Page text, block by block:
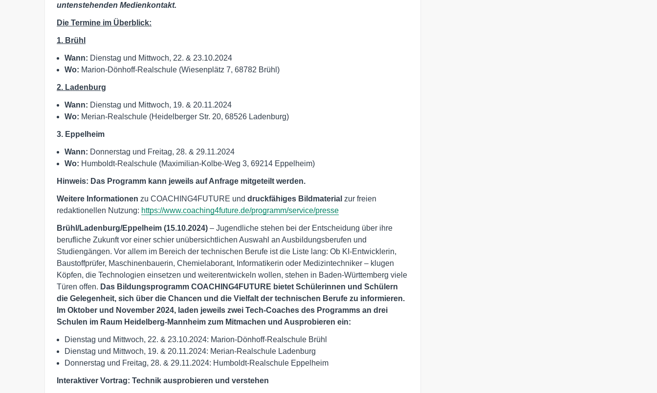
untenstehenden Medienkontakt.
Die Termine im Überblick:
1. Brühl
Wann: Dienstag und Mittwoch, 22. & 23.10.2024
Wo: Marion-Dönhoff-Realschule (Wiesenplätz 7, 68782 Brühl)
2. Ladenburg
Wann: Dienstag und Mittwoch, 19. & 20.11.2024
Wo: Merian-Realschule (Heidelberger Str. 20, 68526 Ladenburg)
3. Eppelheim
Wann: Donnerstag und Freitag, 28. & 29.11.2024
Wo: Humboldt-Realschule (Maximilian-Kolbe-Weg 3, 69214 Eppelheim)
Hinweis: Das Programm kann jeweils auf Anfrage mitgeteilt werden.
Weitere Informationen zu COACHING4FUTURE und druckfähiges Bildmaterial zur freien
redaktionellen Nutzung: https://www.coaching4future.de/programm/service/presse
Brühl/Ladenburg/Eppelheim (15.10.2024) – Jugendliche stehen bei der Entscheidung über ihre
berufliche Zukunft vor einer schier unübersichtlichen Auswahl an Ausbildungsberufen und
Studiengängen. Vor allem im Bereich der technischen Berufe ist die Liste lang: Ob KI-Entwicklerin,
Baustoffprüfer, Maschinenbauerin, Chemielaborant, Informatikerin oder Medizintechniker – klugen
Köpfen, die Technologien einsetzen und weiterentwickeln wollen, stehen in Baden-Württemberg viele
Türen offen. Das Bildungsprogramm COACHING4FUTURE bietet Schülerinnen und Schülern
die Gelegenheit, sich über die Chancen und die Vielfalt der technischen Berufe zu informieren.
Im Oktober und November 2024, laden jeweils zwei Tech-Coaches des Programms an drei
Schulen im Raum Heidelberg-Mannheim zum Mitmachen und Ausprobieren ein:
Dienstag und Mittwoch, 22. & 23.10.2024: Marion-Dönhoff-Realschule Brühl
Dienstag und Mittwoch, 19. & 20.11.2024: Merian-Realschule Ladenburg
Donnerstag und Freitag, 28. & 29.11.2024: Humboldt-Realschule Eppelheim
Interaktiver Vortrag: Technik ausprobieren und verstehen